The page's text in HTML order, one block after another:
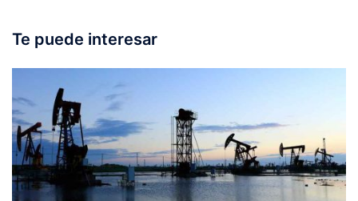
Te puede interesar